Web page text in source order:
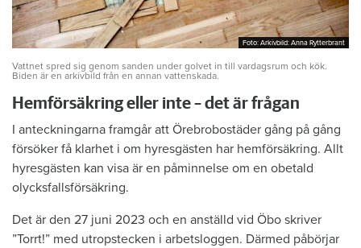
Foto: Arkivbild: Anna Rytterbrant
Foto: Arkivbild: Anna Rytterbrant
Vattnet spred sig genom sanden under golvet in till vardagsrum och kök.
Biden är en arkivbild från en annan vattenskada.
Hemförsäkring eller inte – det är frågan
I anteckningarna framgår att Örebrobostäder gång på gång
försöker få klarhet i om hyresgästen har hemförsäkring. Allt
hyresgästen kan visa är en påminnelse om en obetald
olycksfallsförsäkring.
Det är den 27 juni 2023 och en anställd vid Öbo skriver
”Torrt!” med utropstecken i arbetsloggen. Därmed påbörjar